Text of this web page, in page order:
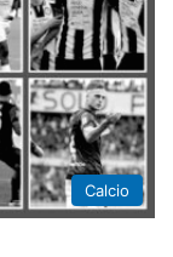
Calcio